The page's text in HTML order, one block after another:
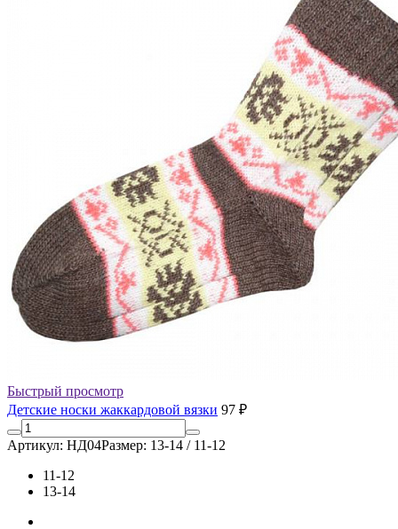
Быстрый просмотр
Детские носки жаккардовой вязки 97 ₽
Артикул: НД04Размер: 13-14 / 11-12
11-12
13-14